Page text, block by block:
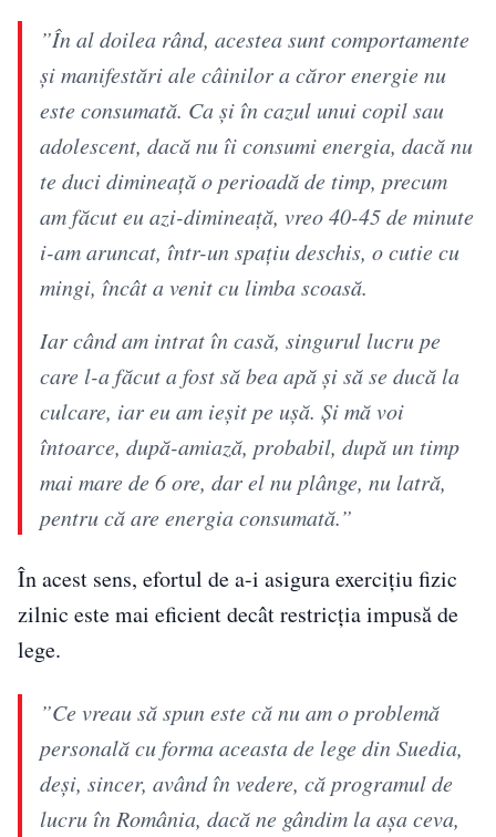
”În al doilea rând, acestea sunt comportamente
și manifestări ale câinilor a căror energie nu
este consumată. Ca și în cazul unui copil sau
adolescent, dacă nu îi consumi energia, dacă nu
te duci dimineață o perioadă de timp, precum
am făcut eu azi-dimineață, vreo 40-45 de minute
i-am aruncat, într-un spațiu deschis, o cutie cu
mingi, încât a venit cu limba scoasă.
Iar când am intrat în casă, singurul lucru pe
care l-a făcut a fost să bea apă și să se ducă la
culcare, iar eu am ieșit pe ușă. Și mă voi
întoarce, după-amiază, probabil, după un timp
mai mare de 6 ore, dar el nu plânge, nu latră,
pentru că are energia consumată.”
În acest sens, efortul de a-i asigura exercițiu fizic
zilnic este mai eficient decât restricția impusă de
lege.
”Ce vreau să spun este că nu am o problemă
personală cu forma aceasta de lege din Suedia,
deși, sincer, având în vedere, că programul de
lucru în România, dacă ne gândim la așa ceva,